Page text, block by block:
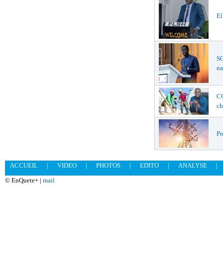
El
ACCUEIL | VIDEO | PHOTOS | EDITO | ANALYSE
|
© EnQuete+ | mail